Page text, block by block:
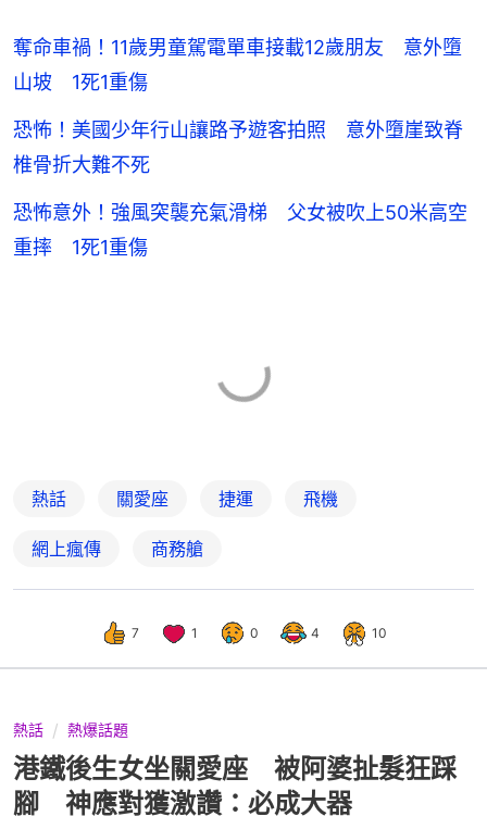
奪命車禍！11歲男童駕電單車接載12歲朋友 意外墮
山坡 1死1重傷
恐怖！美國少年行山讓路予遊客拍照 意外墮崖致脊
椎骨折大難不死
恐怖意外！強風突襲充氣滑梯 父女被吹上50米高空
重摔 1死1重傷
熱話 關愛座 捷運 飛機
網上瘋傳 商務艙
7 1 0 4 10
熱話 熱爆話題
港鐵後生女坐關愛座 被阿婆扯髮狂踩
腳 神應對獲激讚：必成大器